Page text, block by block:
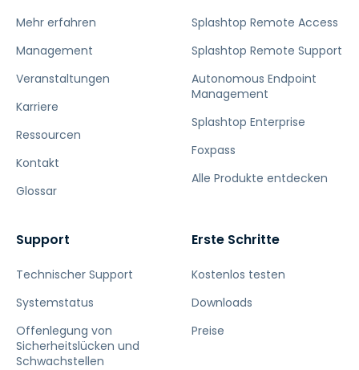
Mehr erfahren
Management
Veranstaltungen
Karriere
Ressourcen
Kontakt
Glossar
Splashtop Remote Access
Splashtop Remote Support
Autonomous Endpoint
Management
Splashtop Enterprise
Foxpass
Alle Produkte entdecken
Support
Technischer Support
Systemstatus
Offenlegung von
Sicherheitslücken und
Schwachstellen
Erste Schritte
Kostenlos testen
Downloads
Preise